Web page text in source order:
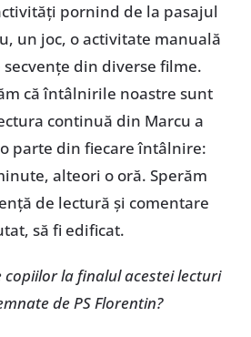
pornind de la pasajul
un joc, o activitate manuală
din diverse filme.
că întâlnirile noastre sunt
continuă din Marcu a
parte din fiecare întâlnire:
alteori o oră. Sperăm
de lectură şi comentare
să fi edificat.
copiilor la finalul acestei lecturi
de PS Florentin?